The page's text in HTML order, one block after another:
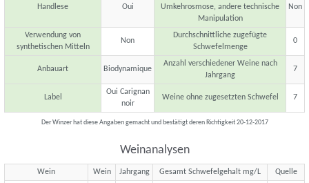
Handlese Oui
Umkehrosmose, andere technische
Manipulation
Non
Verwendung von
synthetischen Mitteln
Non
Durchschnittliche zugefügte
Schwefelmenge
0
Anbauart Biodynamique
Anzahl verschiedener Weine nach
Jahrgang
7
Label
Oui Carignan
noir
Weine ohne zugesetzten Schwefel 7
Der Winzer hat diese Angaben gemacht und bestätigt deren Richtigkeit 20-12-2017
Weinanalysen
Wein Wein Jahrgang Gesamt Schwefelgehalt mg/L
Quelle